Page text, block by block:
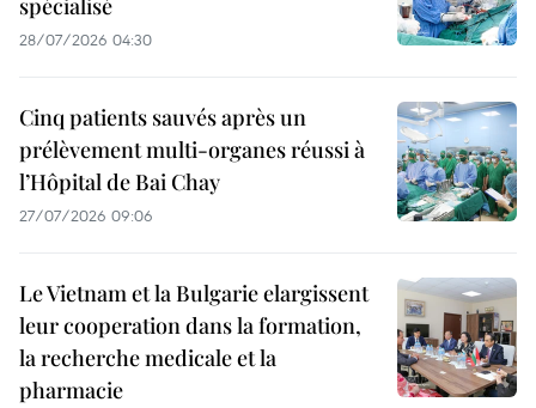
spécialisé
28/07/2026 04:30
Cinq patients sauvés après un
prélèvement multi-organes réussi à
l’Hôpital de Bai Chay
27/07/2026 09:06
Le Vietnam et la Bulgarie elargissent
leur cooperation dans la formation,
la recherche medicale et la
pharmacie